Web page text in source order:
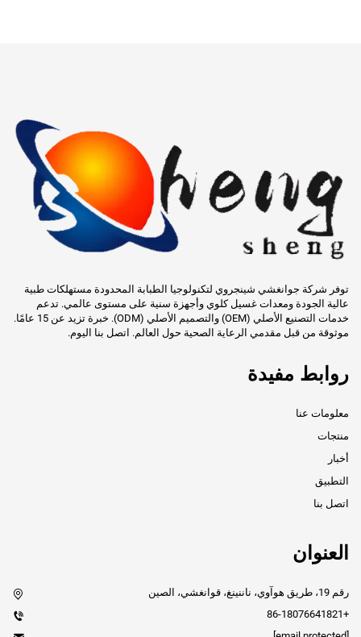
توفر شركة جوانغشي شينجروي لتكنولوجيا الطبابة المحدودة مستهلكات طبية
عالية الجودة ومعدات غسيل كلوي وأجهزة سنية على مستوى عالمي. تدعم
خدمات التصنيع الأصلي (OEM) والتصميم الأصلي (ODM). خبرة تزيد عن 15 عامًا.
موثوقة من قبل مقدمي الرعاية الصحية حول العالم. اتصل بنا اليوم.
روابط مفيدة
معلومات عنا
منتجات
أخبار
التطبيق
اتصل بنا
العنوان
رقم 19، طريق هوآوي، ناننينغ، قوانغشي، الصين
+86-18076641821